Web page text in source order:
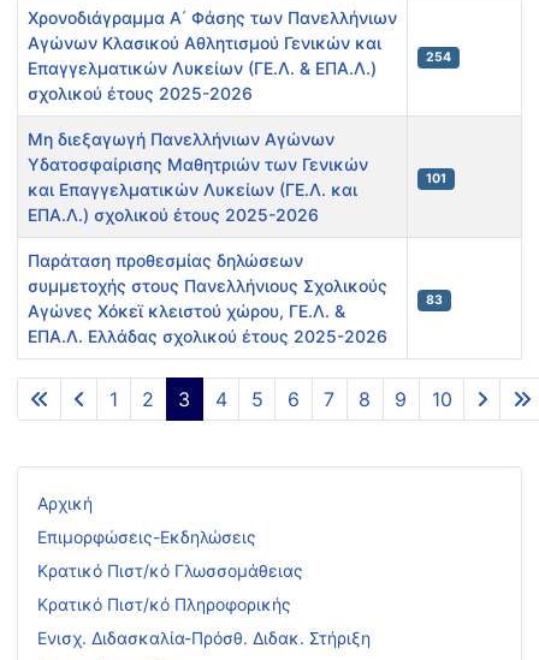
Αρχική
Επιμορφώσεις-Εκδηλώσεις
Κρατικό Πιστ/κό Γλωσσομάθειας
Κρατικό Πιστ/κό Πληροφορικής
Ενισχ. Διδασκαλία-Πρόσθ. Διδακ. Στήριξη
Χρονοδιάγραμμα Α΄ Φάσης των Πανελλήνιων
Αγώνων Κλασικού Αθλητισμού Γενικών και
Επαγγελματικών Λυκείων (ΓΕ.Λ. & ΕΠΑ.Λ.)
σχολικού έτους 2025-2026
254
Μη διεξαγωγή Πανελλήνιων Αγώνων
Υδατοσφαίρισης Μαθητριών των Γενικών
και Επαγγελματικών Λυκείων (ΓΕ.Λ. και
ΕΠΑ.Λ.) σχολικού έτους 2025-2026
101
Παράταση προθεσμίας δηλώσεων
συμμετοχής στους Πανελλήνιους Σχολικούς
Αγώνες Χόκεϊ κλειστού χώρου, ΓΕ.Λ. &
ΕΠΑ.Λ. Ελλάδας σχολικού έτους 2025-2026
83
Σελίδα 3 από 40
1 2 3 4 5 6 7 8 9 10